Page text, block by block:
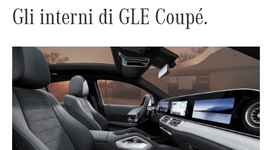
Gli interni di GLE Coupé.